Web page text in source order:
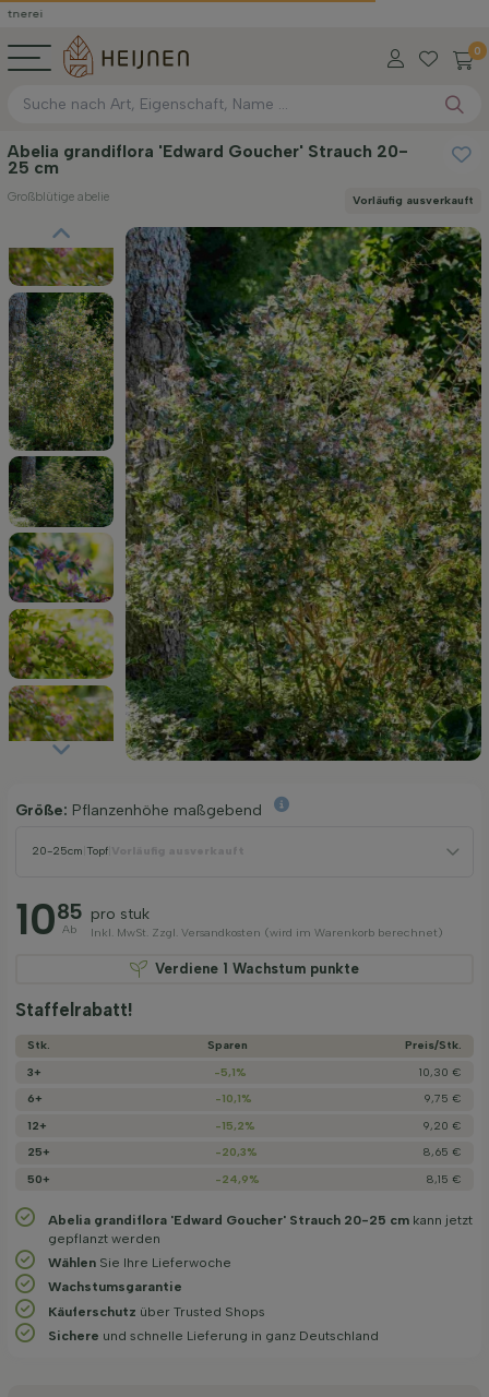
0
Abelia grandiflora 'Edward Goucher' Strauch 20-
25 cm
Großblütige abelie Vorläufig ausverkauft
Größe: Pflanzenhöhe maßgebend
20-25cm Topf
1085
Ab
pro stuk
Inkl. MwSt. Zzgl. Versandkosten (wird im Warenkorb berechnet)
Verdiene 1 Wachstum punkte
Staffelrabatt!
Stk. Sparen
Preis/­Stk.
3+
-5,1%
10,30 €
6+
-10,1%
9,75 €
12+
-15,2%
9,20 €
25+
-20,3%
8,65 €
50+
-24,9% 8,15 €
Abelia grandiflora 'Edward Goucher' Strauch 20-25 cm kann jetzt
gepflanzt werden
Wählen Sie Ihre Lieferwoche
Wachstums­garantie
Käuferschutz über Trusted Shops
Sichere und schnelle Lieferung in ganz Deutschland